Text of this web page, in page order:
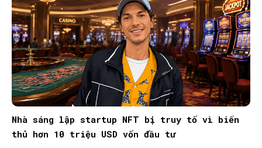
Nhà sáng lập startup NFT bị truy tố vì biển
thủ hơn 10 triệu USD vốn đầu tư